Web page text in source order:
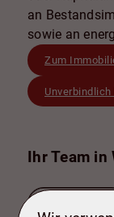
an
sowie an
Zum
Ihr Team